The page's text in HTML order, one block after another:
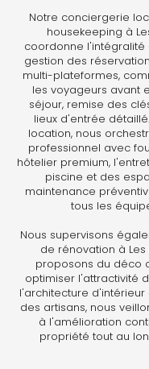
Notre conciergerie
housekeeping à
coordonne l'intégralité
gestion des
multi-plateformes,
les voyageurs avant
séjour, remise des
lieux d'entrée
location, nous
professionnel avec
hôtelier premium,
piscine et des
maintenance
tous les
Nous supervisons
de rénovation à
proposons du déco
optimiser l'attractivité
l'architecture
des artisans, nous
à l'amélioration
propriété tout au